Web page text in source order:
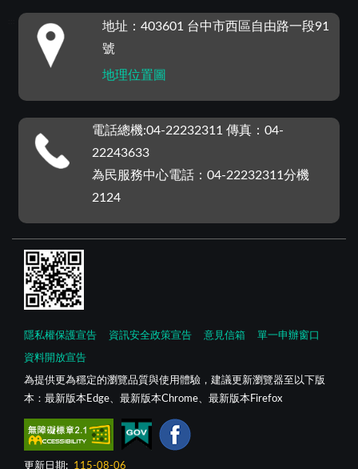
地址：403601 台中市西區自由路一段91
號
地理位置圖
電話總機:04-22232311 傳真：04-
22243633
為民服務中心電話：04-22232311分機
2124
隱私權保護宣告 資訊安全政策宣告 意見信箱 單一申辦窗口
資料開放宣告
為提供更為穩定的瀏覽品質與使用體驗，建議更新瀏覽器至以下版
本：最新版本Edge、最新版本Chrome、最新版本Firefox
更新日期: 115-08-06